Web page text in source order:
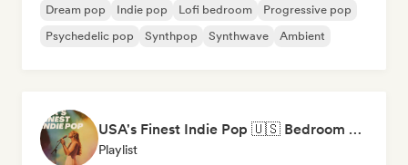
Dream pop Indie pop Lofi bedroom
Progressive pop
Psychedelic pop
Synthpop Synthwave Ambient
USA's Finest Indie Pop 🇺🇸 Bedroom Pop, Art Pop & Alt-Pop
Playlist